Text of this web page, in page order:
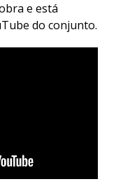
e está
do conjunto.